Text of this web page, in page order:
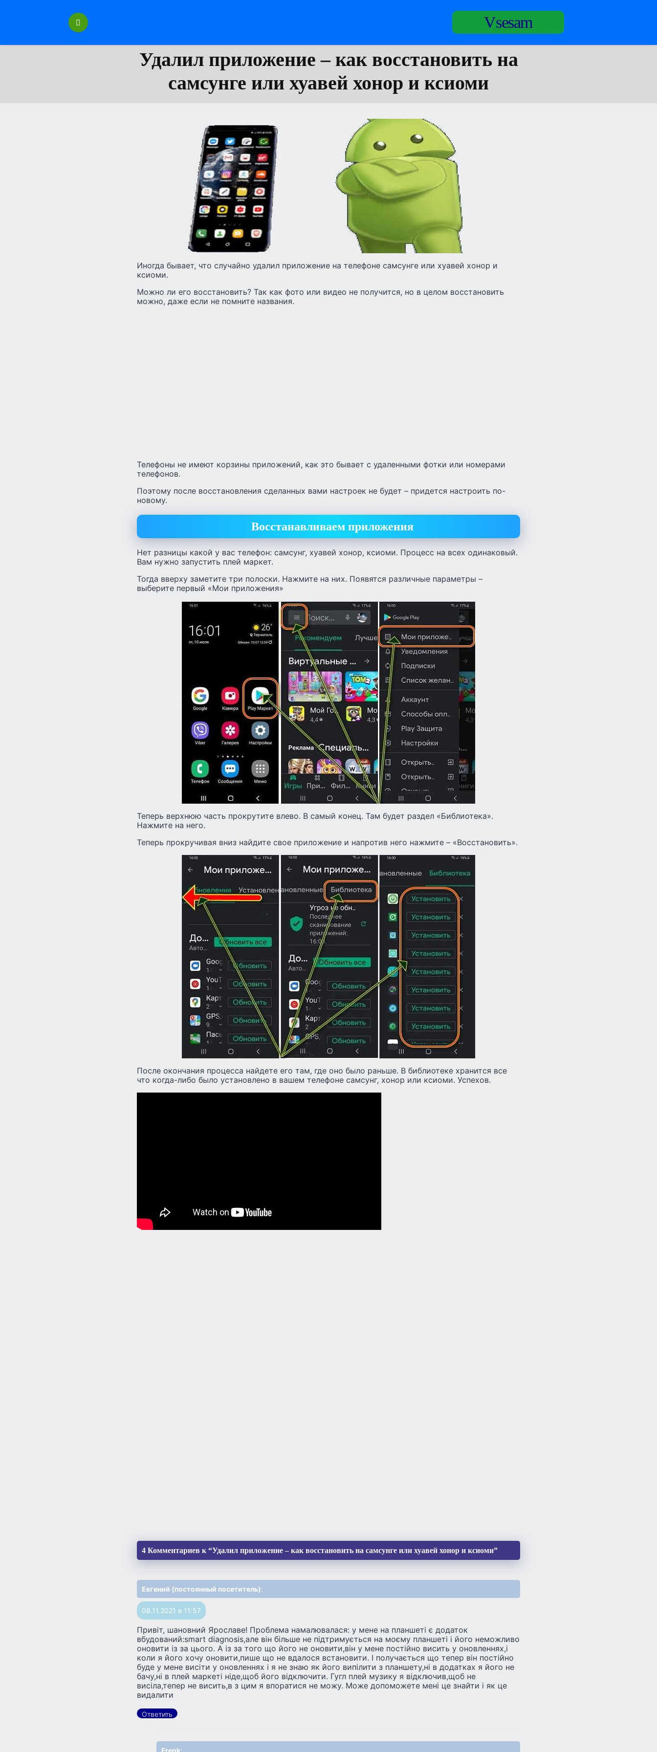
Vsesam
Удалил приложение – как восстановить на
самсунге или хуавей хонор и ксиоми
Иногда бывает, что случайно удалил приложение на телефоне самсунге или хуавей хонор и
ксиоми.
Можно ли его восстановить? Так как фото или видео не получится, но в целом восстановить
можно, даже если не помните названия.
Телефоны не имеют корзины приложений, как это бывает с удаленными фотки или номерами
телефонов.
Поэтому после восстановления сделанных вами настроек не будет – придется настроить по-
новому.
Восстанавливаем приложения
Нет разницы какой у вас телефон: самсунг, хуавей хонор, ксиоми. Процесс на всех одинаковый.
Вам нужно запустить плей маркет.
Тогда вверху заметите три полоски. Нажмите на них. Появятся различные параметры –
выберите первый «Мои приложения»
Теперь верхнюю часть прокрутите влево. В самый конец. Там будет раздел «Библиотека».
Нажмите на него.
Теперь прокручивая вниз найдите свое приложение и напротив него нажмите – «Восстановить».
После окончания процесса найдете его там, где оно было раньше. В библиотеке хранится все
что когда-либо было установлено в вашем телефоне самсунг, хонор или ксиоми. Успехов.
4 Комментариев к “Удалил приложение – как восстановить на самсунге или хуавей хонор и ксиоми”
Евгений (постоянный посетитель):
08.11.2021 в 11:57
Привіт, шановний Ярославе! Проблема намалювалася: у мене на планшеті є додаток
вбудований:smart diagnosis,але він більше не підтримується на моєму планшеті і його неможливо
оновити із за цього. А із за того що його не оновити,він у мене постійно висить у оновленнях,і
коли я його хочу оновити,пише що не вдалося встановити. І получається що тепер він постійно
буде у мене висіти у оновленнях і я не знаю як його випілити з планшету,ні в додатках я його не
бачу,ні в плей маркеті ніде,щоб його відключити. Гугл плей музику я відключив,щоб не
висіла,тепер не висить,в з цим я впоратися не можу. Може допоможете мені це знайти і як це
видалити
Ответить